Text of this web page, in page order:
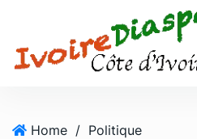
Home / Politique